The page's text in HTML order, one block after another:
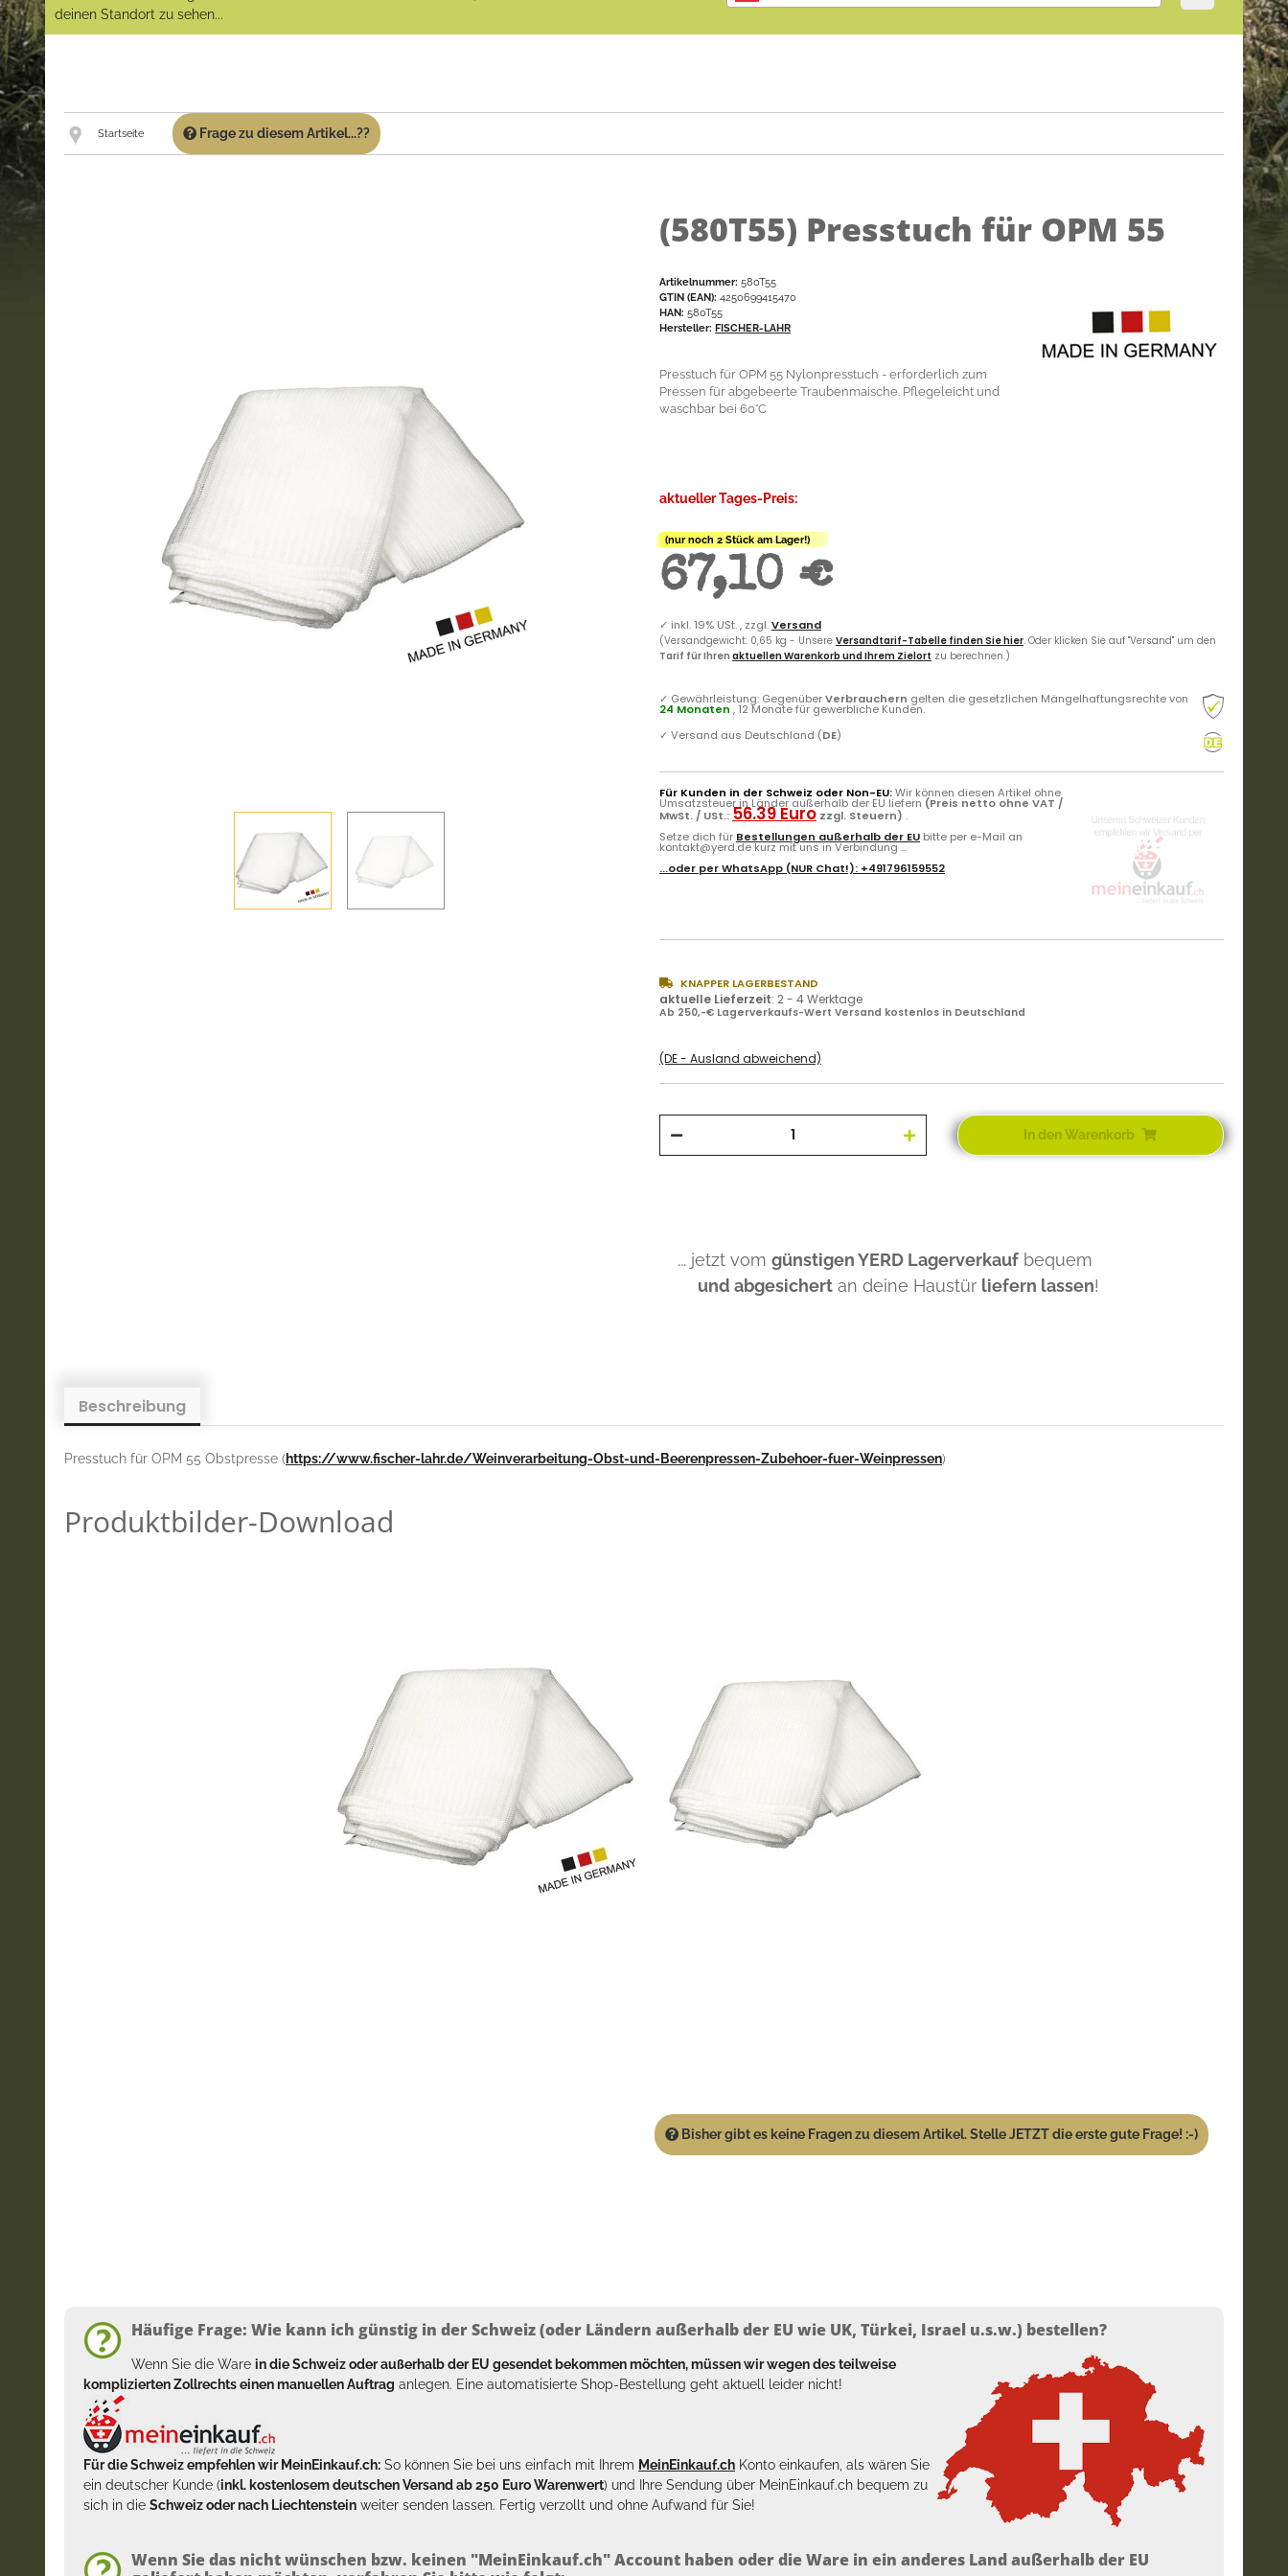
deinen Standort zu sehen...
Startseite Frage zu diesem Artikel...??
(580T55) Presstuch für OPM 55
Artikelnummer: 580T55
GTIN (EAN): 4250699415470
HAN: 580T55
Hersteller: FISCHER-LAHR
Presstuch für OPM 55 Nylonpresstuch - erforderlich zum
Pressen für abgebeerte Traubenmaische. Pflegeleicht und
waschbar bei 60°C
aktueller Tages-Preis:
(nur noch 2 Stück am Lager!)
67,10 €
✓ inkl. 19% USt. , zzgl.Versand
(Versandgewicht: 0,65 kg - Unsere Versandtarif-Tabelle finden Sie hier. Oder klicken Sie auf "Versand" um den
Tarif für Ihren aktuellen Warenkorb und Ihrem Zielort zu berechnen.)
✓ Gewährleistung: GegenüberVerbrauchern gelten die gesetzlichen Mängelhaftungsrechte von
24 Monaten , 12 Monate für gewerbliche Kunden.
✓ Versand aus Deutschland (DE)
Für Kunden in der Schweiz oder Non-EU:Wir können diesen Artikel ohne
Umsatzsteuer in Länder außerhalb der EU liefern (Preis netto ohne VAT /
MwSt. / USt.: 56.39 Euro zzgl. Steuern) .
Setze dich für Bestellungen außerhalb der EU bitte per e-Mail an
kontakt@yerd.de kurz mit uns in Verbindung ...
...oder perWhatsApp (NUR Chat!): +491796159552
KNAPPER LAGERBESTAND
aktuelle Lieferzeit: 2 - 4 Werktage
Ab 250,-€ Lagerverkaufs-Wert Versand kostenlos in Deutschland
(DE - Ausland abweichend)
In den Warenkorb
... jetzt vom günstigen YERD Lagerverkauf bequem
und abgesichert an deine Haustür liefern lassen!
Beschreibung
Presstuch für OPM 55 Obstpresse (https://www.fischer-lahr.de/Weinverarbeitung-Obst-und-Beerenpressen-Zubehoer-fuer-Weinpressen)
Produktbilder-Download
Bisher gibt es keine Fragen zu diesem Artikel. Stelle JETZT die erste gute Frage! :-)
Häufige Frage: Wie kann ich günstig in der Schweiz (oder Ländern außerhalb der EU wie UK, Türkei, Israel u.s.w.) bestellen?
Wenn Sie die Ware in die Schweiz oder außerhalb der EU gesendet bekommen möchten, müssen wir wegen des teilweise
komplizierten Zollrechts einen manuellen Auftrag anlegen. Eine automatisierte Shop-Bestellung geht aktuell leider nicht!
Für die Schweiz empfehlen wir MeinEinkauf.ch: So können Sie bei uns einfach mit Ihrem MeinEinkauf.ch Konto einkaufen, als wären Sie
ein deutscher Kunde (inkl. kostenlosem deutschen Versand ab 250 Euro Warenwert) und Ihre Sendung über MeinEinkauf.ch bequem zu
sich in die Schweiz oder nach Liechtenstein weiter senden lassen. Fertig verzollt und ohne Aufwand für Sie!
Wenn Sie das nicht wünschen bzw. keinen "MeinEinkauf.ch" Account haben oder die Ware in ein anderes Land außerhalb der EU